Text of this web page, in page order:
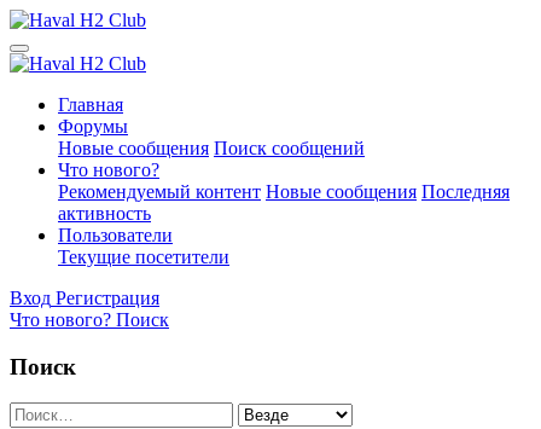
Главная
Форумы
Новые сообщения Поиск сообщений
Что нового?
Рекомендуемый контент Новые сообщения Последняя
активность
Пользователи
Текущие посетители
Вход Регистрация
Что нового? Поиск
Поиск